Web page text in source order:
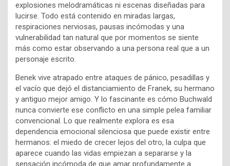
explosiones melodramáticas ni escenas diseñadas para
lucirse. Todo está contenido en miradas largas,
respiraciones nerviosas, pausas incómodas y una
vulnerabilidad tan natural que por momentos se siente
más como estar observando a una persona real que a un
personaje escrito.
Benek vive atrapado entre ataques de pánico, pesadillas y
el vacío que dejó el distanciamiento de Franek, su hermano
y antiguo mejor amigo. Y lo fascinante es cómo Buchwald
nunca convierte ese conflicto en una simple pelea familiar
convencional. Lo que realmente explora es esa
dependencia emocional silenciosa que puede existir entre
hermanos: el miedo de crecer lejos del otro, la culpa que
aparece cuando las vidas empiezan a separarse y la
sensación incómoda de que amar profundamente a